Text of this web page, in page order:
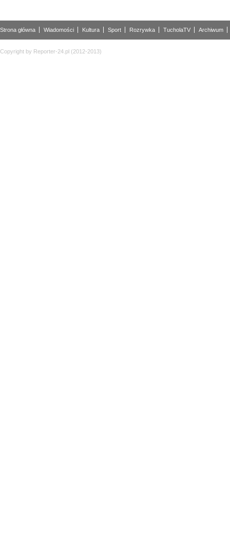
Strona główna Wiadomości Kultura Sport Rozrywka TucholaTV Archiwum
Copyright by Reporter-24.pl (2012-2013)